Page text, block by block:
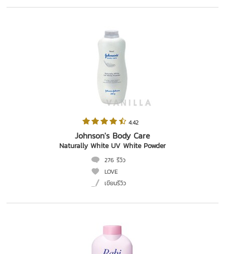
4.42
Johnson's Body Care
Naturally White UV White Powder
276 รีวิว
LOVE
เขียนรีวิว